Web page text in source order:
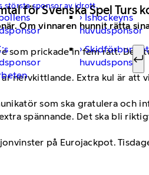
största sponsor av idrott.
Ishockeyns
huvudsponsor
huvudsponsor
för Svenska Spel Turs
Om vinnaren hunnit rätta
prickade in fem rätt. Den
nervkittlande. Extra kul är att
som ska gratulera och
spännande. Det ska bli
på Eurojackpot.